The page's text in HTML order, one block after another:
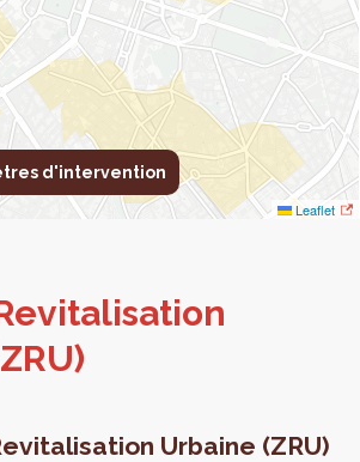
Leaflet
d'intervention
Urbaine (ZRU)